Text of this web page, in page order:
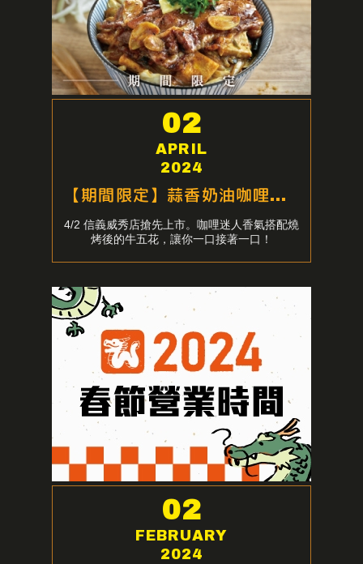
02
APRIL
2024
【期間限定】蒜香奶油咖哩牛丼
4/2 信義威秀店搶先上市。咖哩迷人香氣搭配燒
烤後的牛五花，讓你一口接著一口！
02
FEBRUARY
2024